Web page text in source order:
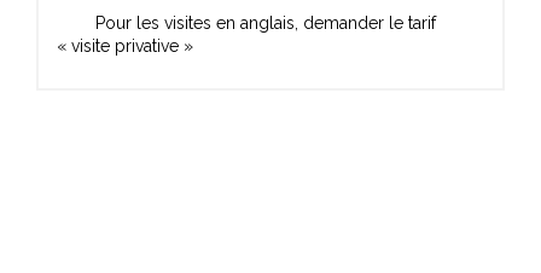
Pour les visites en anglais, demander le tarif
« visite privative »